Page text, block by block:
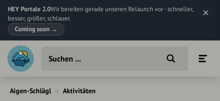
HEY Portale 2.0Wir bereiten gerade unseren Relaunch vor - schneller,
besser, größer, schlauer.
Coming soon →
Aigen-Schlägl Aktivitäten